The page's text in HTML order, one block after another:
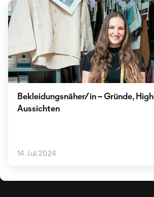
Bekleidungsnäher/in – Gründe,
Aussichten
14. Juli 2024